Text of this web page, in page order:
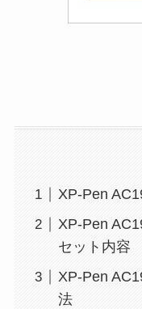
XP-Pen
XP-Pen
セット内容
XP-Pen
法